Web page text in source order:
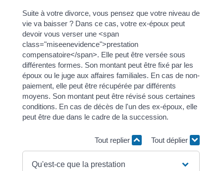
Suite à votre divorce, vous pensez que votre niveau de
vie va baisser ? Dans ce cas, votre ex-époux peut
devoir vous verser une <span
class="miseenevidence">prestation
compensatoire</span>. Elle peut être versée sous
différentes formes. Son montant peut être fixé par les
époux ou le juge aux affaires familiales. En cas de non-
paiement, elle peut être récupérée par différents
moyens. Son montant peut être révisé sous certaines
conditions. En cas de décès de l'un des ex-époux, elle
peut être due dans le cadre de la succession.
Tout replier Tout déplier
Qu'est-ce que la prestation